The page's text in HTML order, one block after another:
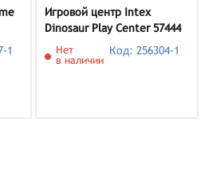
1
Игровой центр Intex
Dinosaur Play Center 57444
Нет
в наличии
Код: 256304-1